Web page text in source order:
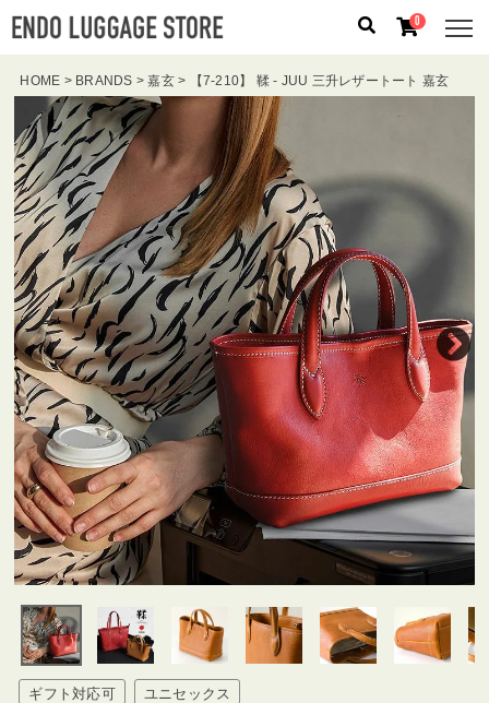
人気のキーワード：誕生日プレゼント
フリクエン タ
ー/ 機内持込
カテゴリから探す
ブランドから探す
容量から探す
泊数から探す
価格 円 〜 円
検索する
0
HOME BRANDS 嘉玄 【7-210】 鞣 - JUU 三升レザートート 嘉玄
ギフト対応可 ユニセックス